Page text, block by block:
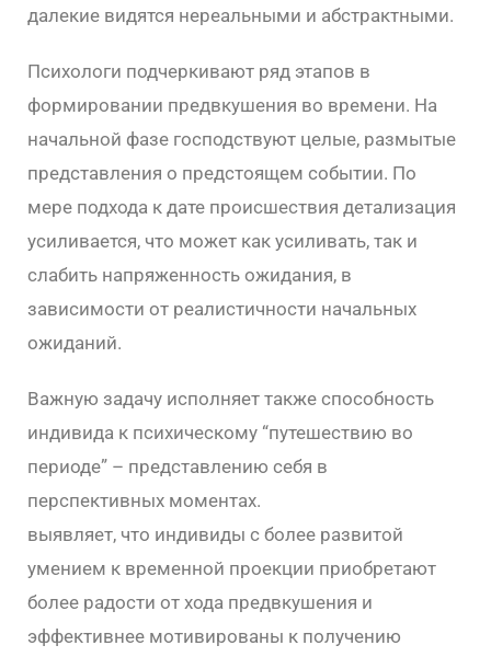
далекие видятся нереальными и абстрактными.
Психологи подчеркивают ряд этапов в
формировании предвкушения во времени. На
начальной фазе господствуют целые, размытые
представления о предстоящем событии. По
мере подхода к дате происшествия детализация
усиливается, что может как усиливать, так и
слабить напряженность ожидания, в
зависимости от реалистичности начальных
ожиданий.
Важную задачу исполняет также способность
индивида к психическому “путешествию во
периоде” – представлению себя в
перспективных моментах.
выявляет, что индивиды с более развитой
умением к временной проекции приобретают
более радости от хода предвкушения и
эффективнее мотивированы к получению